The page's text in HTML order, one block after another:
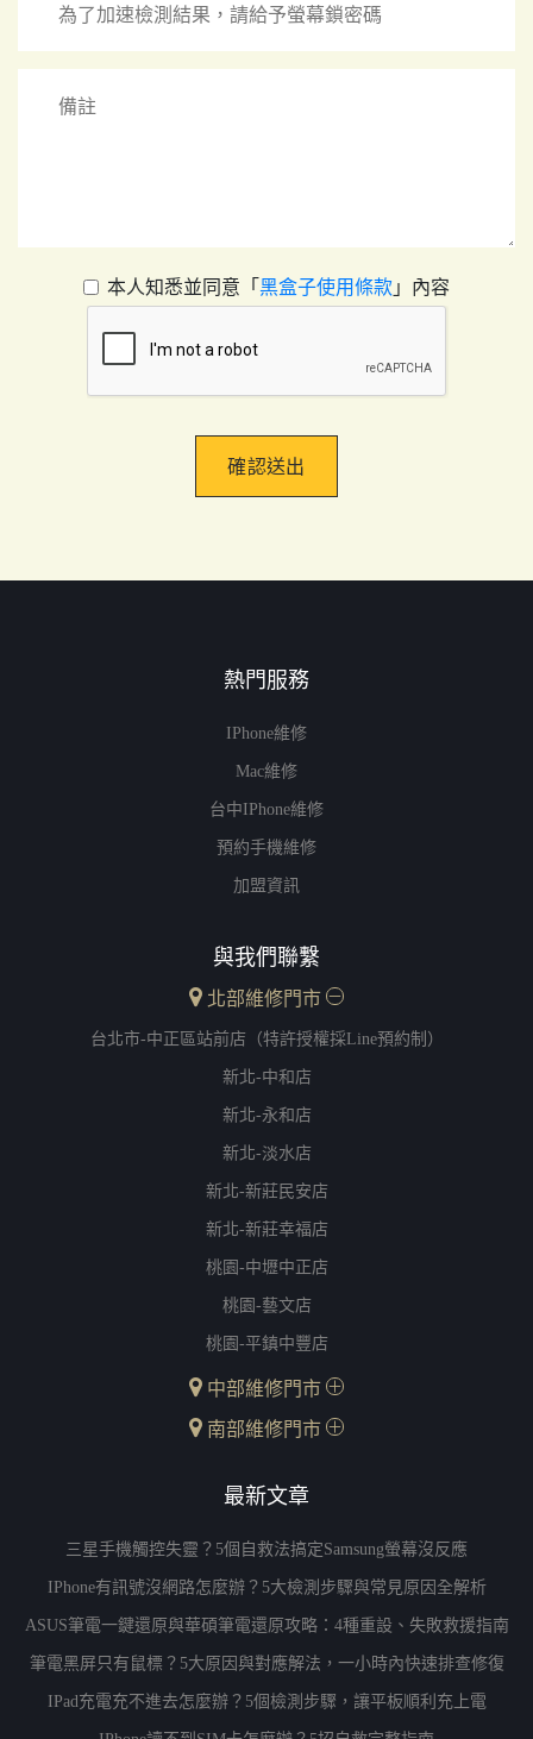
本人知悉並同意「 黑盒子使用條款 」內容
確認送出
熱門服務
IPhone維修
Mac維修
台中iPhone維修
預約手機維修
加盟資訊
與我們聯繫
北部維修門市
台北市-中正區站前店（特許授權採Line預約制）
新北-中和店
新北-永和店
新北-淡水店
新北-新莊民安店
新北-新莊幸福店
桃園-中壢中正店
桃園-藝文店
桃園-平鎮中豐店
中部維修門市
南部維修門市
最新文章
三星手機觸控失靈？5個自救法搞定Samsung螢幕沒反應
IPhone有訊號沒網路怎麼辦？5大檢測步驟與常見原因全解析
ASUS筆電一鍵還原與華碩筆電還原攻略：4種重設、失敗救援指南
筆電黑屏只有鼠標？5大原因與對應解法，一小時內快速排查修復
IPad充電充不進去怎麼辦？5個檢測步驟，讓平板順利充上電